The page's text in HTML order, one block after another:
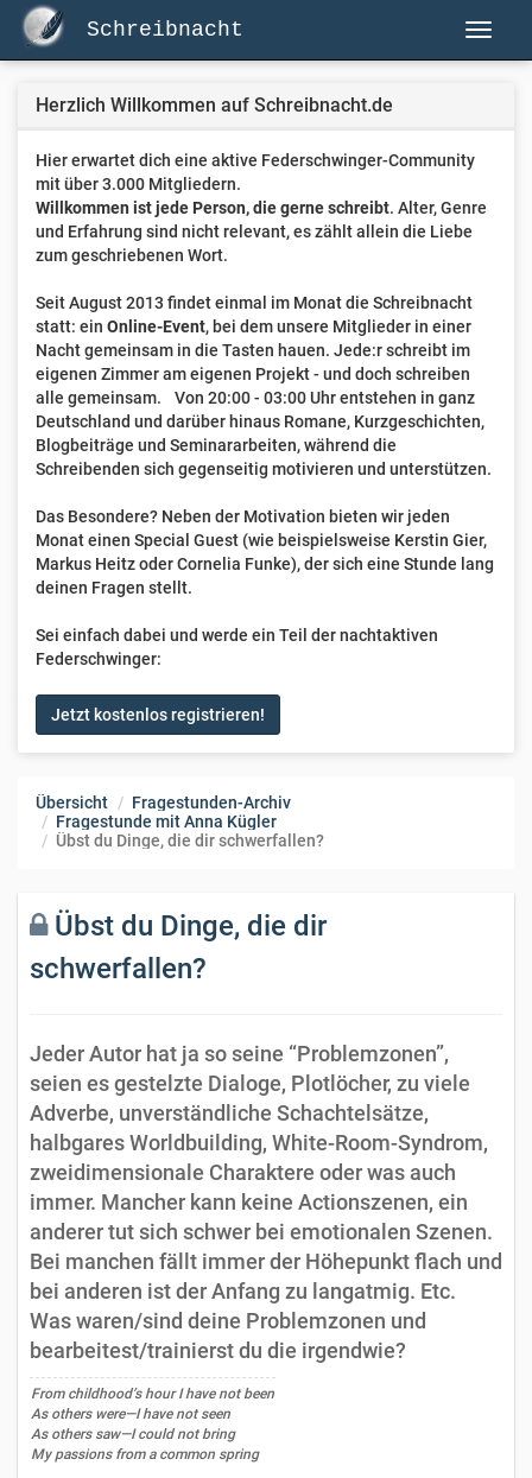
Schreibnacht
Herzlich Willkommen auf Schreibnacht.de
Hier erwartet dich eine aktive Federschwinger-Community
mit über 3.000 Mitgliedern.
Willkommen ist jede Person, die gerne schreibt. Alter, Genre
und Erfahrung sind nicht relevant, es zählt allein die Liebe
zum geschriebenen Wort.
Seit August 2013 findet einmal im Monat die Schreibnacht
statt: ein Online-Event, bei dem unsere Mitglieder in einer
Nacht gemeinsam in die Tasten hauen. Jede:r schreibt im
eigenen Zimmer am eigenen Projekt - und doch schreiben
alle gemeinsam. Von 20:00 - 03:00 Uhr entstehen in ganz
Deutschland und darüber hinaus Romane, Kurzgeschichten,
Blogbeiträge und Seminararbeiten, während die
Schreibenden sich gegenseitig motivieren und unterstützen.
Das Besondere? Neben der Motivation bieten wir jeden
Monat einen Special Guest (wie beispielsweise Kerstin Gier,
Markus Heitz oder Cornelia Funke), der sich eine Stunde lang
deinen Fragen stellt.
Sei einfach dabei und werde ein Teil der nachtaktiven
Federschwinger:
Jetzt kostenlos registrieren!
Übersicht
Fragestunden-Archiv
Fragestunde mit Anna Kügler
Übst du Dinge, die dir schwerfallen?
Übst du Dinge, die dir
schwerfallen?
Jeder Autor hat ja so seine “Problemzonen”,
seien es gestelzte Dialoge, Plotlöcher, zu viele
Adverbe, unverständliche Schachtelsätze,
halbgares Worldbuilding, White-Room-Syndrom,
zweidimensionale Charaktere oder was auch
immer. Mancher kann keine Actionszenen, ein
anderer tut sich schwer bei emotionalen Szenen.
Bei manchen fällt immer der Höhepunkt flach und
bei anderen ist der Anfang zu langatmig. Etc.
Was waren/sind deine Problemzonen und
bearbeitest/trainierst du die irgendwie?
From childhood’s hour I have not been
As others were—I have not seen
As others saw—I could not bring
My passions from a common spring